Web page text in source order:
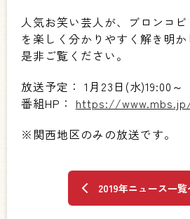
人気お笑い芸人が、ブロンコ
を楽しく分かりやすく解き明か
是非ご覧ください。
放送予定： 1月23日(水)19:00～
番組HP： https://
※関西地区のみの放送です。
2019年ニュース一覧